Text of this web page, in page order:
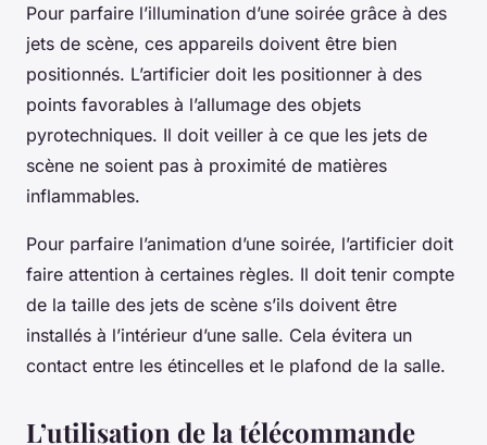
Pour parfaire l’illumination d’une soirée grâce à des
jets de scène, ces appareils doivent être bien
positionnés. L’artificier doit les positionner à des
points favorables à l’allumage des objets
pyrotechniques. Il doit veiller à ce que les jets de
scène ne soient pas à proximité de matières
inflammables.
Pour parfaire l’animation d’une soirée, l’artificier doit
faire attention à certaines règles. Il doit tenir compte
de la taille des jets de scène s’ils doivent être
installés à l’intérieur d’une salle. Cela évitera un
contact entre les étincelles et le plafond de la salle.
L’utilisation de la télécommande